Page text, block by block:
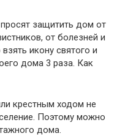
защитить дом от
от болезней и
икону святого и
дома 3 раза. Как
крестным ходом не
Поэтому можно
дома.